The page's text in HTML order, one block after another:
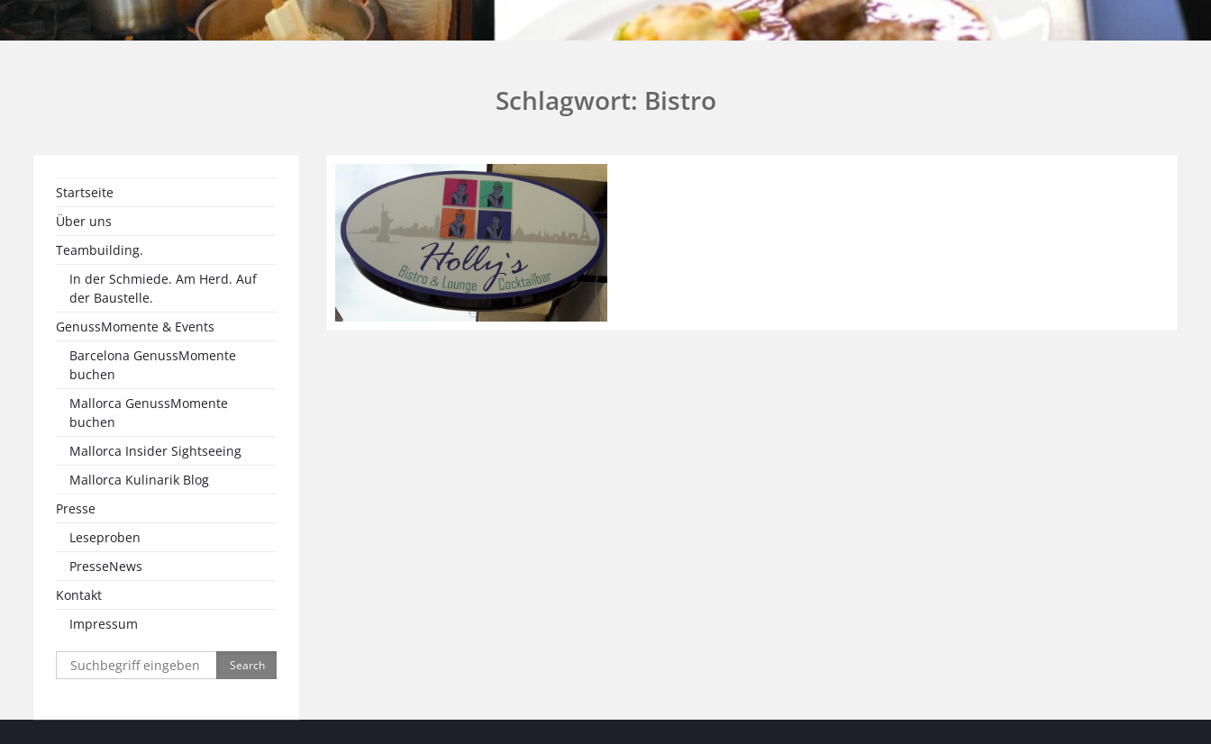
Schlagwort: Bistro
Startseite
Über uns
Teambuilding.
In der Schmiede. Am Herd. Auf
der Baustelle.
GenussMomente & Events
Barcelona GenussMomente
buchen
Mallorca GenussMomente
buchen
Mallorca Insider Sightseeing
Mallorca Kulinarik Blog
Presse
Leseproben
PresseNews
Kontakt
Impressum
Search
for: